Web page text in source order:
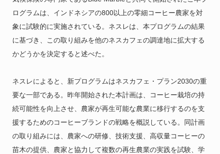
ログラムは、インドネシアの800以上の零細コーヒー農家を対
象に試験的に実施されている。ネスレは、本プログラムの結果
に基づき、この取り組みを他のネスカフェの調達地に拡大する
かどうかを決定すると述べた。
ネスレによると、新プログラムはネスカフェ・プラン2030の重
要な一部である。昨年開始された本計画は、コーヒー栽培の持
続可能性を向上させ、農家が再生可能な農業に移行するのを支
援するためのコーヒーブランドの戦略を概説している。同計画
の取り組みには、農家への研修、技術支援、高収量コーヒーの
苗木の提供、農家と協力して複数の再生農業の実践を試験、学